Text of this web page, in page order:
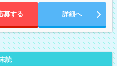
）のお仕事も可能。
募する 詳細へ
読